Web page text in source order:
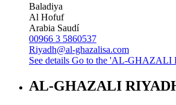
Baladiya
Al Hofuf
Arabia Saudí
00966 3 5860537
Riyadh@al-ghazalisa.com
See details Go to the 'AL-GHAZALI
AL-GHAZALI